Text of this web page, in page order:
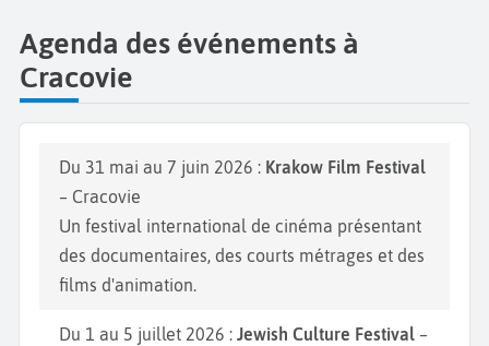
Agenda des événements à
Cracovie
Du 31 mai au 7 juin 2026 : Krakow Film Festival
– Cracovie
Un festival international de cinéma présentant
des documentaires, des courts métrages et des
films d'animation.
Du 1 au 5 juillet 2026 : Jewish Culture Festival
–